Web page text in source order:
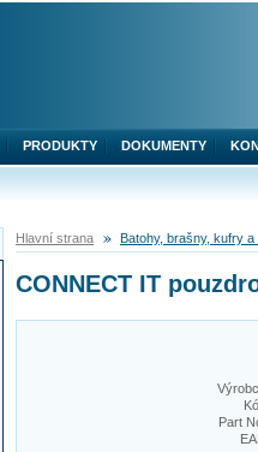
Hlavní strana Batohy, brašny, kufry a
CONNECT IT
Part
PRODUKTY DOKUMENTY